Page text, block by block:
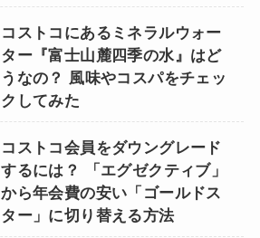
コストコにあるミネラルウォー
ター『富士山麓四季の水』はど
うなの？ 風味やコスパをチェッ
クしてみた
コストコ会員をダウングレード
するには？ 「エグゼクティブ」
から年会費の安い「ゴールドス
ター」に切り替える方法